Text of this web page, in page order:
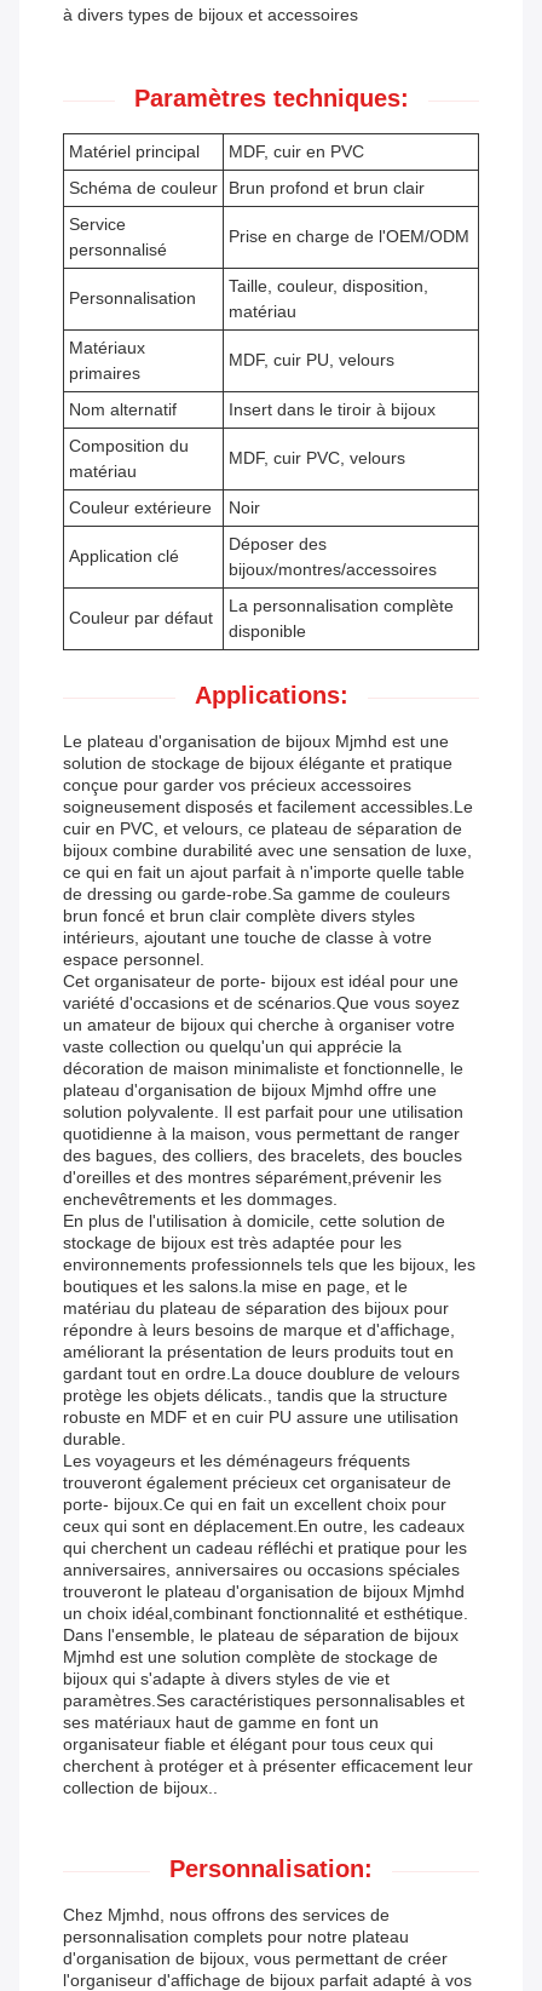
à divers types de bijoux et accessoires
Paramètres techniques:
Matériel principal
MDF, cuir en PVC
Schéma de couleur
Brun profond et brun clair
Service
personnalisé
Prise en charge de l'OEM/ODM
Personnalisation
Taille, couleur, disposition,
matériau
Matériaux
primaires
MDF, cuir PU, velours
Nom alternatif
Insert dans le tiroir à bijoux
Composition du
matériau
MDF, cuir PVC, velours
Couleur extérieure Noir
Application clé
Déposer des
bijoux/montres/accessoires
Couleur par défaut
La personnalisation complète
disponible
Applications:
Le plateau d'organisation de bijoux Mjmhd est une
solution de stockage de bijoux élégante et pratique
conçue pour garder vos précieux accessoires
soigneusement disposés et facilement accessibles.Le
cuir en PVC, et velours, ce plateau de séparation de
bijoux combine durabilité avec une sensation de luxe,
ce qui en fait un ajout parfait à n'importe quelle table
de dressing ou garde-robe.Sa gamme de couleurs
brun foncé et brun clair complète divers styles
intérieurs, ajoutant une touche de classe à votre
espace personnel.
Cet organisateur de porte- bijoux est idéal pour une
variété d'occasions et de scénarios.Que vous soyez
un amateur de bijoux qui cherche à organiser votre
vaste collection ou quelqu'un qui apprécie la
décoration de maison minimaliste et fonctionnelle, le
plateau d'organisation de bijoux Mjmhd offre une
solution polyvalente. Il est parfait pour une utilisation
quotidienne à la maison, vous permettant de ranger
des bagues, des colliers, des bracelets, des boucles
d'oreilles et des montres séparément,prévenir les
enchevêtrements et les dommages.
En plus de l'utilisation à domicile, cette solution de
stockage de bijoux est très adaptée pour les
environnements professionnels tels que les bijoux, les
boutiques et les salons.la mise en page, et le
matériau du plateau de séparation des bijoux pour
répondre à leurs besoins de marque et d'affichage,
améliorant la présentation de leurs produits tout en
gardant tout en ordre.La douce doublure de velours
protège les objets délicats., tandis que la structure
robuste en MDF et en cuir PU assure une utilisation
durable.
Les voyageurs et les déménageurs fréquents
trouveront également précieux cet organisateur de
porte- bijoux.Ce qui en fait un excellent choix pour
ceux qui sont en déplacement.En outre, les cadeaux
qui cherchent un cadeau réfléchi et pratique pour les
anniversaires, anniversaires ou occasions spéciales
trouveront le plateau d'organisation de bijoux Mjmhd
un choix idéal,combinant fonctionnalité et esthétique.
Dans l'ensemble, le plateau de séparation de bijoux
Mjmhd est une solution complète de stockage de
bijoux qui s'adapte à divers styles de vie et
paramètres.Ses caractéristiques personnalisables et
ses matériaux haut de gamme en font un
organisateur fiable et élégant pour tous ceux qui
cherchent à protéger et à présenter efficacement leur
collection de bijoux..
Personnalisation:
Chez Mjmhd, nous offrons des services de
personnalisation complets pour notre plateau
d'organisation de bijoux, vous permettant de créer
l'organiseur d'affichage de bijoux parfait adapté à vos